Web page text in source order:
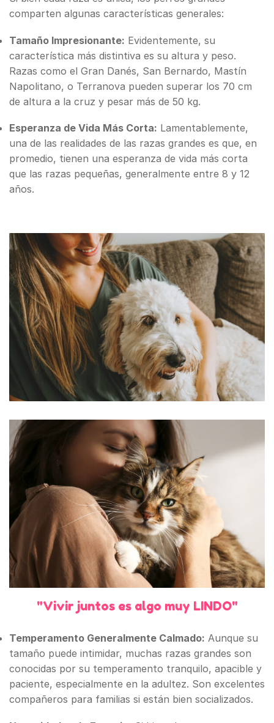
comparten algunas características generales:
Tamaño Impresionante: Evidentemente, su
característica más distintiva es su altura y peso.
Razas como el Gran Danés, San Bernardo, Mastín
Napolitano, o Terranova pueden superar los 70 cm
de altura a la cruz y pesar más de 50 kg.
Esperanza de Vida Más Corta: Lamentablemente,
una de las realidades de las razas grandes es que, en
promedio, tienen una esperanza de vida más corta
que las razas pequeñas, generalmente entre 8 y 12
años.
"Vivir juntos es algo muy LINDO"
Temperamento Generalmente Calmado: Aunque su
tamaño puede intimidar, muchas razas grandes son
conocidas por su temperamento tranquilo, apacible y
paciente, especialmente en la adultez. Son excelentes
compañeros para familias si están bien socializados.